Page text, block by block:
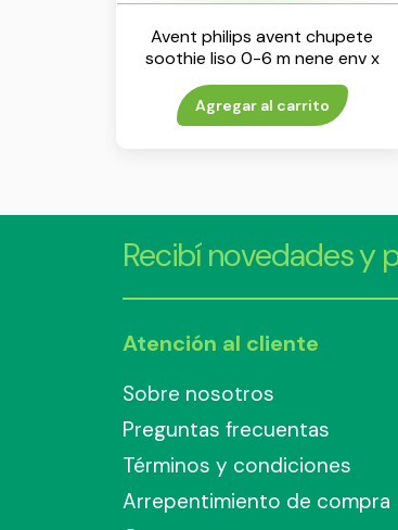
Avent philips avent chupete
soothie liso 0-6 m nene env x
2
Agregar al carrito
Recibí novedades y
Atención al cliente
Sobre nosotros
Preguntas frecuentas
Términos y condiciones
Arrepentimiento de compra